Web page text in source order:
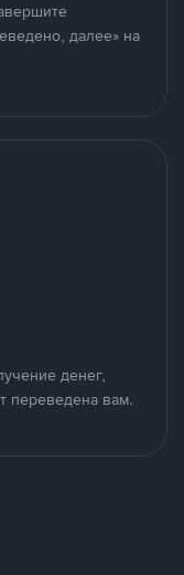
далее» на
денег,
переведена вам.